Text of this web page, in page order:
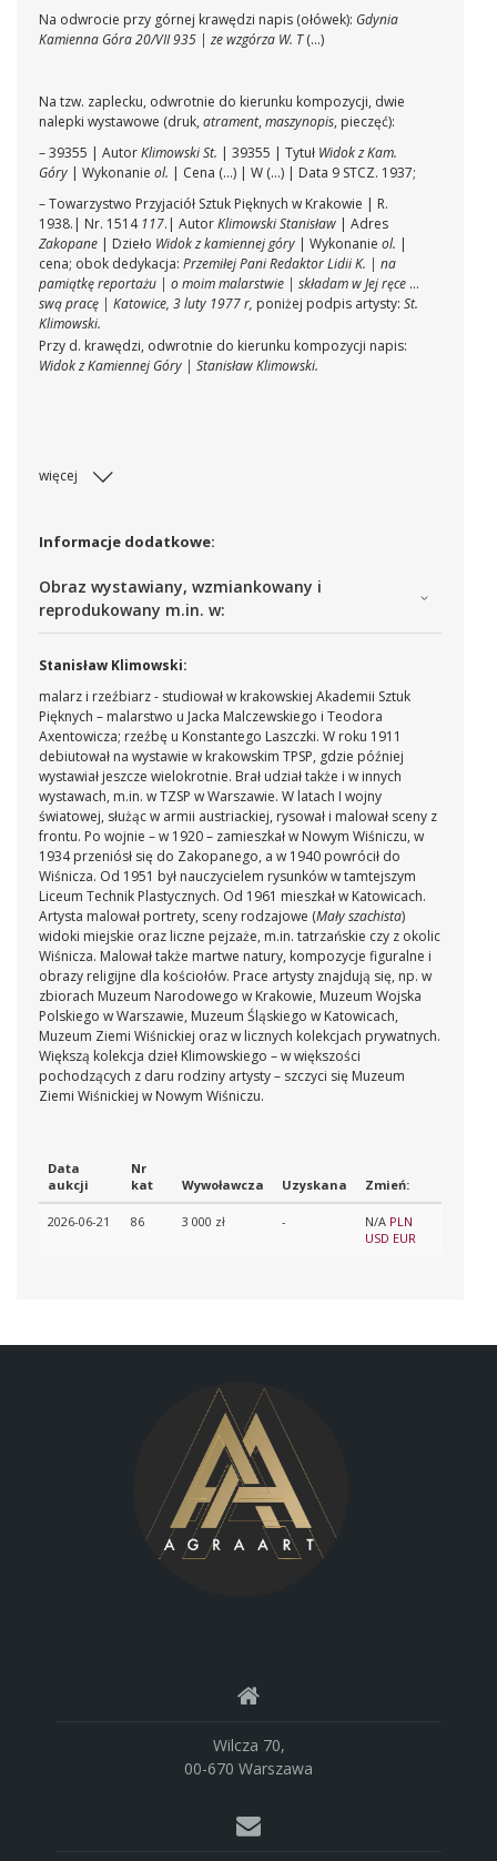
Na odwrocie przy górnej krawędzi napis (ołówek): Gdynia
Kamienna Góra 20/VII 935 | ze wzgórza W. T(...)
Na tzw. zaplecku, odwrotnie do kierunku kompozycji, dwie
nalepki wystawowe (druk, atrament, maszynopis, pieczęć):
–39355 | AutorKlimowski St. | 39355 | Tytuł Widok z Kam.
Góry | Wykonanie ol. | Cena (...) | W (...) | Data 9 STCZ. 1937;
– Towarzystwo Przyjaciół Sztuk Pięknych w Krakowie | R.
1938.| Nr. 1514 117.| AutorKlimowski Stanisław | Adres
Zakopane | Dzieło Widok z kamiennej góry | Wykonanie ol. |
cena; obok dedykacja: Przemiłej Pani Redaktor Lidii K. | na
pamiątkę reportażu | o moim malarstwie | składam w Jej ręce |
swą pracę | Katowice, 3 luty 1977 r, poniżej podpis artysty: St.
Klimowski.
Przy d. krawędzi, odwrotnie do kierunku kompozycji napis:
Widok z Kamiennej Góry | Stanisław Klimowski.
więcej
Informacje dodatkowe:
Obraz wystawiany, wzmiankowany i
reprodukowany m.in. w:
Stanisław Klimowski:
malarz i rzeźbiarz - studiował w krakowskiej Akademii Sztuk
Pięknych – malarstwo u Jacka Malczewskiego i Teodora
Axentowicza; rzeźbę u Konstantego Laszczki. W roku 1911
debiutował na wystawie w krakowskim TPSP, gdzie później
wystawiał jeszcze wielokrotnie. Brał udział także i w innych
wystawach, m.in. w TZSP w Warszawie. W latach I wojny
światowej, służąc w armii austriackiej, rysował i malował sceny z
frontu. Po wojnie – w 1920 – zamieszkał w Nowym Wiśniczu, w
1934 przeniósł się do Zakopanego, a w 1940 powrócił do
Wiśnicza. Od 1951 był nauczycielem rysunków w tamtejszym
Liceum Technik Plastycznych. Od 1961 mieszkał w Katowicach.
Artysta malował portrety, sceny rodzajowe (Mały szachista)
widoki miejskie oraz liczne pejzaże, m.in. tatrzańskie czy z okolic
Wiśnicza. Malował także martwe natury, kompozycje figuralne i
obrazy religijne dla kościołów. Prace artysty znajdują się, np. w
zbiorach Muzeum Narodowego w Krakowie, Muzeum Wojska
Polskiego w Warszawie, Muzeum Śląskiego w Katowicach,
Muzeum Ziemi Wiśnickiej oraz w licznych kolekcjach prywatnych.
Większą kolekcja dzieł Klimowskiego – w większości
pochodzących z daru rodziny artysty – szczyci się Muzeum
Ziemi Wiśnickiej w Nowym Wiśniczu.
Data
aukcji
Nr
kat
Wywoławcza Uzyskana Zmień:
2026-06-21 86 3 000 zł - N/A PLN
USD EUR
Wilcza 70,
00-670 Warszawa